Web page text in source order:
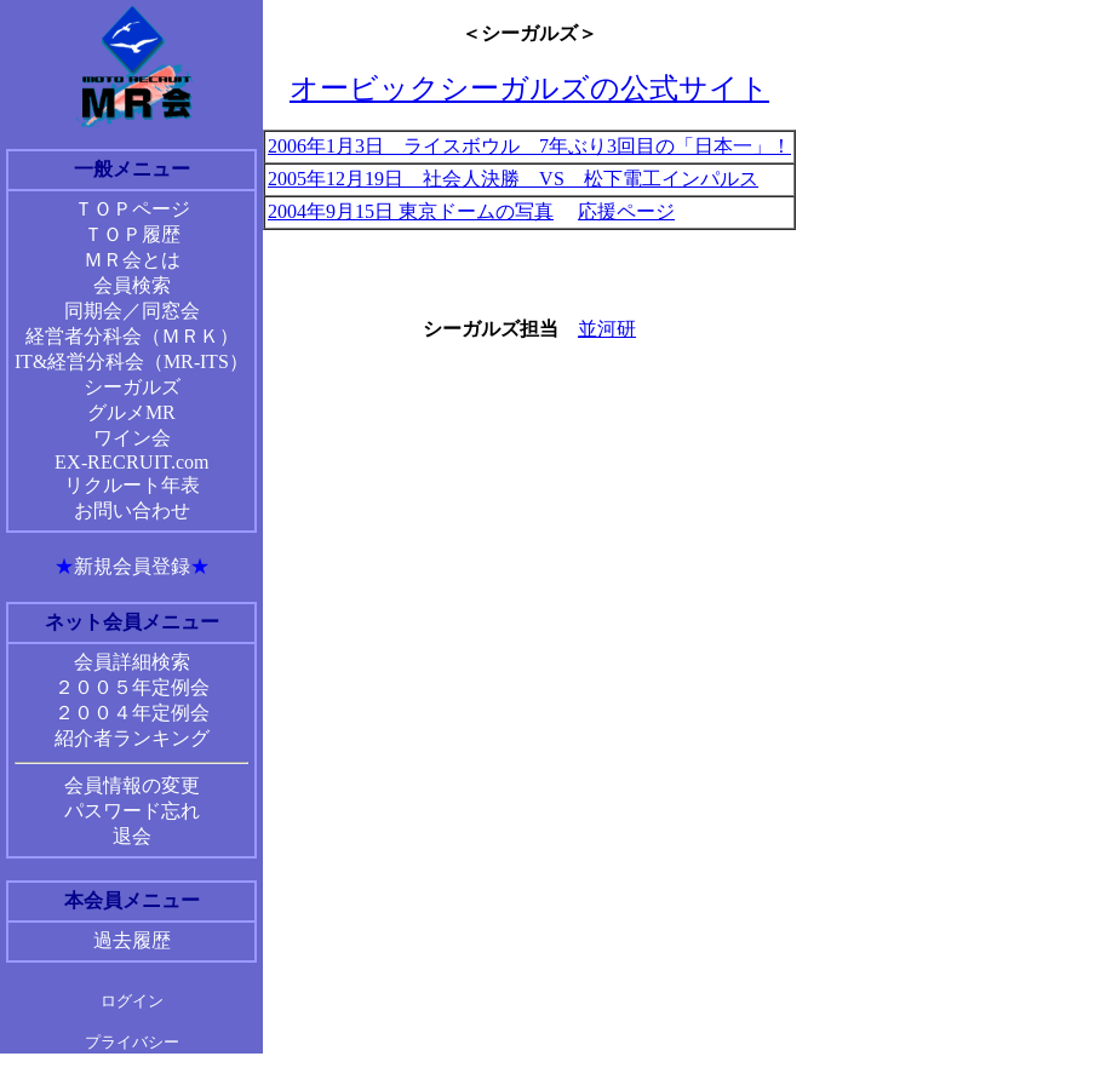
一般メニュー
ＴＯＰページ
ＴＯＰ履歴
ＭＲ会とは
会員検索
同期会／同窓会
経営者分科会（ＭＲＫ）
IT&経営分科会（MR-ITS）
シーガルズ
グルメMR
ワイン会
EX-RECRUIT.com
リクルート年表
お問い合わせ
★新規会員登録★
ネット会員メニュー
会員詳細検索
２００５年定例会
２００４年定例会
紹介者ランキング
会員情報の変更
パスワード忘れ
退会
本会員メニュー
過去履歴
ログイン
プライバシー
＜シーガルズ＞
オービックシーガルズの公式サイト
2006年1月3日 ライスボウル 7年ぶり3回目の「日本一」！
2005年12月19日 社会人決勝 VS 松下電工インパルス
2004年9月15日 東京ドームの写真
応援ページ
シーガルズ担当 並河研